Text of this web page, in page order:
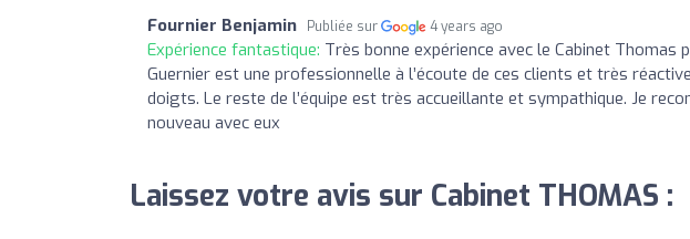
Fournier Benjamin Publiée sur 4 years ago
Expérience fantastique: Très bonne expérience avec le Cabinet Thomas
Guernier est une professionnelle à l’écoute de ces clients et très
doigts. Le reste de l’équipe est très accueillante et sympathique. Je
nouveau avec eux
Laissez votre avis sur Cabinet THOMAS :